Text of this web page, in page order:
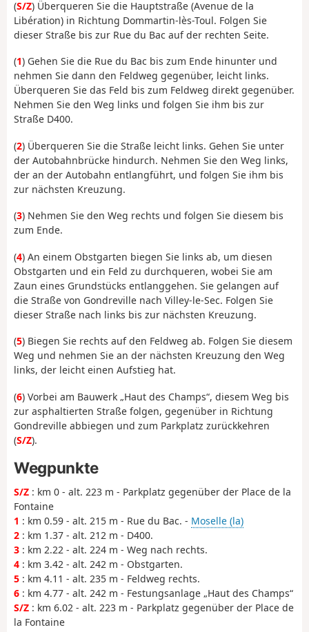
(S/Z) Überqueren Sie die Hauptstraße (Avenue de la
Libération) in Richtung Dommartin-lès-Toul. Folgen Sie
dieser Straße bis zur Rue du Bac auf der rechten Seite.
(1) Gehen Sie die Rue du Bac bis zum Ende hinunter und
nehmen Sie dann den Feldweg gegenüber, leicht links.
Überqueren Sie das Feld bis zum Feldweg direkt gegenüber.
Nehmen Sie den Weg links und folgen Sie ihm bis zur
Straße D400.
(2) Überqueren Sie die Straße leicht links. Gehen Sie unter
der Autobahnbrücke hindurch. Nehmen Sie den Weg links,
der an der Autobahn entlangführt, und folgen Sie ihm bis
zur nächsten Kreuzung.
(3) Nehmen Sie den Weg rechts und folgen Sie diesem bis
zum Ende.
(4) An einem Obstgarten biegen Sie links ab, um diesen
Obstgarten und ein Feld zu durchqueren, wobei Sie am
Zaun eines Grundstücks entlanggehen. Sie gelangen auf
die Straße von Gondreville nach Villey-le-Sec. Folgen Sie
dieser Straße nach links bis zur nächsten Kreuzung.
(5) Biegen Sie rechts auf den Feldweg ab. Folgen Sie diesem
Weg und nehmen Sie an der nächsten Kreuzung den Weg
links, der leicht einen Aufstieg hat.
(6) Vorbei am Bauwerk „Haut des Champs“, diesem Weg bis
zur asphaltierten Straße folgen, gegenüber in Richtung
Gondreville abbiegen und zum Parkplatz zurückkehren
(S/Z).
Wegpunkte
S/Z : km 0 - alt. 223 m - Parkplatz gegenüber der Place de la
Fontaine
1 : km 0.59 - alt. 215 m - Rue du Bac. - Moselle (la)
2 : km 1.37 - alt. 212 m - D400.
3 : km 2.22 - alt. 224 m - Weg nach rechts.
4 : km 3.42 - alt. 242 m - Obstgarten.
5 : km 4.11 - alt. 235 m - Feldweg rechts.
6 : km 4.77 - alt. 242 m - Festungsanlage „Haut des Champs“
S/Z : km 6.02 - alt. 223 m - Parkplatz gegenüber der Place de
la Fontaine